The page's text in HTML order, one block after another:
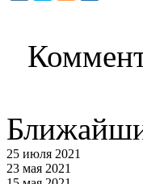
25 июля 2021
23 мая 2021